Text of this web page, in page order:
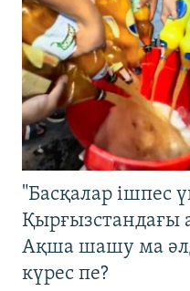
"Басқалар ішпес
Қырғызстандағы
Ақша шашу ма
күрес пе?